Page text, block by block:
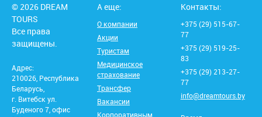
© 2026 DREAM
TOURS
Все права
защищены.
Адрес:
210026, Республика
Беларусь,
г. Витебск ул.
Буденого 7, офис
А еще:
О компании
Акции
Туристам
Медицинское
страхование
Трансфер
Вакансии
Корпоративным
Контакты:
+375 (29) 515-67-
77
+375 (29) 519-25-
83
+375 (29) 213-27-
77
info@dreamtours.by